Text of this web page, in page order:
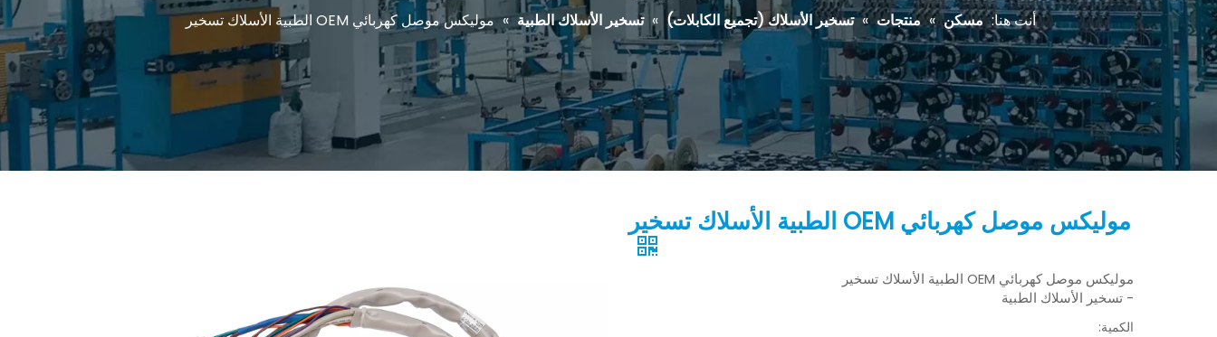
أنت هنا: مسكن » منتجات » تسخير الأسلاك (تجميع الكابلات) » تسخير الأسلاك الطبية » موليكس موصل كهربائي OEM الطبية الأسلاك تسخير
موليكس موصل كهربائي OEM الطبية الأسلاك تسخير
موليكس موصل كهربائي OEM الطبية الأسلاك تسخير
- تسخير الأسلاك الطبية
الكمية: